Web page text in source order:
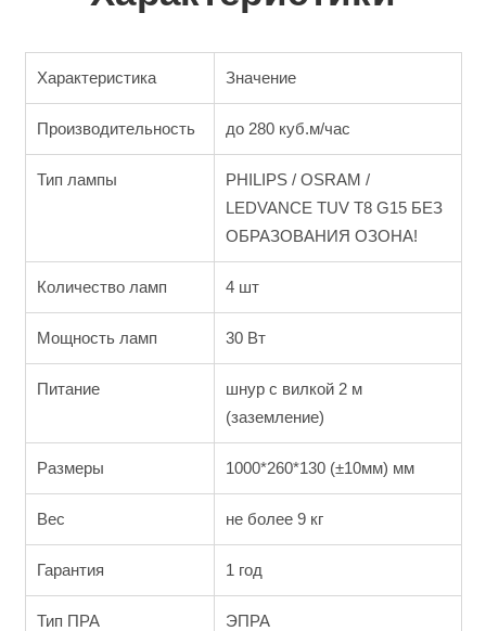
Характеристика Значение
Производительность до 280 куб.м/час
Тип лампы
PHILIPS / OSRAM /
LEDVANCE TUV T8 G15 БЕЗ
ОБРАЗОВАНИЯ ОЗОНА!
Количество ламп 4 шт
Мощность ламп 30 Вт
Питание
шнур с вилкой 2 м
(заземление)
Размеры 1000*260*130 (±10мм) мм
Вес не более 9 кг
Гарантия 1 год
Тип ПРА ЭПРА